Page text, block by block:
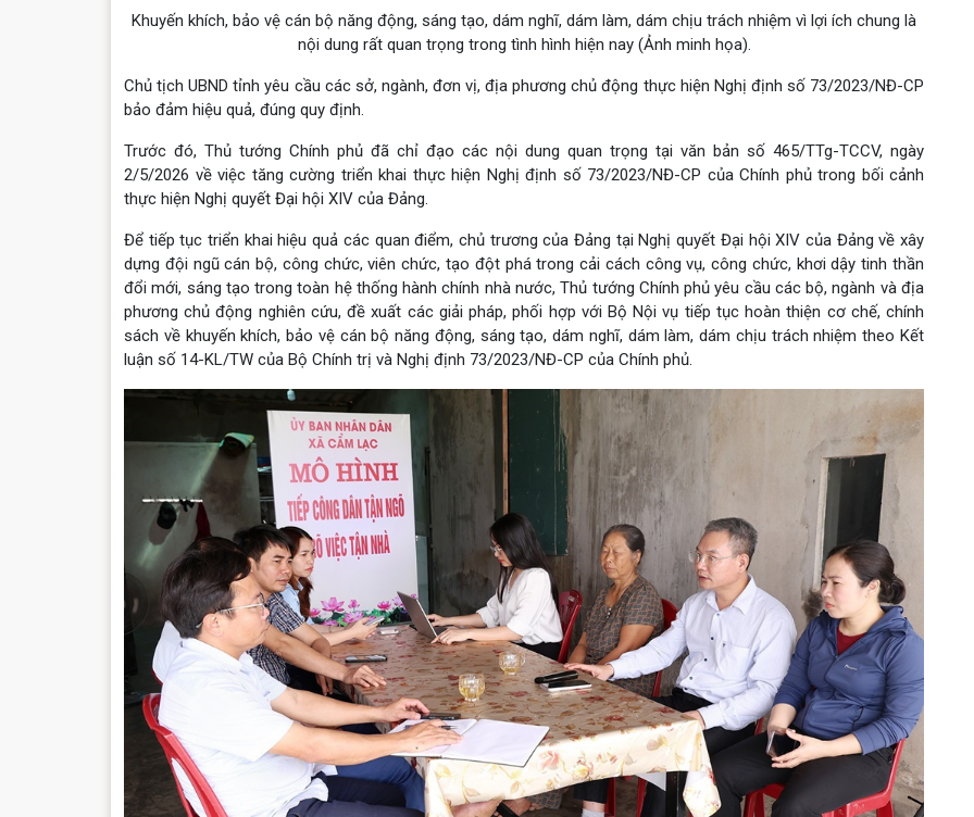
Khuyến khích, bảo vệ cán bộ năng động, sáng tạo, dám nghĩ, dám làm, dám chịu trách nhiệm vì lợi ích chung là
nội dung rất quan trọng trong tình hình hiện nay (Ảnh minh họa).
Chủ tịch UBND tỉnh yêu cầu các sở, ngành, đơn vị, địa phương chủ động thực hiện Nghị định số 73/2023/NĐ-CP
bảo đảm hiệu quả, đúng quy định.
Trước đó, Thủ tướng Chính phủ đã chỉ đạo các nội dung quan trọng tại văn bản số 465/TTg-TCCV, ngày
2/5/2026 về việc tăng cường triển khai thực hiện Nghị định số 73/2023/NĐ-CP của Chính phủ trong bối cảnh
thực hiện Nghị quyết Đại hội XIV của Đảng.
Để tiếp tục triển khai hiệu quả các quan điểm, chủ trương của Đảng tại Nghị quyết Đại hội XIV của Đảng về xây
dựng đội ngũ cán bộ, công chức, viên chức, tạo đột phá trong cải cách công vụ, công chức, khơi dậy tinh thần
đổi mới, sáng tạo trong toàn hệ thống hành chính nhà nước, Thủ tướng Chính phủ yêu cầu các bộ, ngành và địa
phương chủ động nghiên cứu, đề xuất các giải pháp, phối hợp với Bộ Nội vụ tiếp tục hoàn thiện cơ chế, chính
sách về khuyến khích, bảo vệ cán bộ năng động, sáng tạo, dám nghĩ, dám làm, dám chịu trách nhiệm theo Kết
luận số 14-KL/TW của Bộ Chính trị và Nghị định 73/2023/NĐ-CP của Chính phủ.